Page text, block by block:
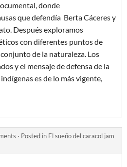
donde
que defendía Berta Cáceres y
Después exploramos
con diferentes puntos de
de la naturaleza. Los
y el mensaje de defensa de la
es de lo más vigente,
· Posted in El sueño del caracol jam